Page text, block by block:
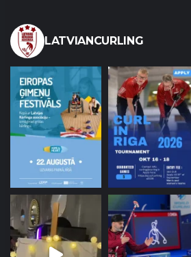
LATVIANCURLING